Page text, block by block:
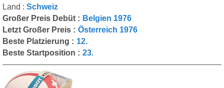
Land : Schweiz
Großer Preis Debüt : Belgien 1976
Letzt Großer Preis : Österreich 1976
Beste Platzierung : 12.
Beste Startposition : 23.